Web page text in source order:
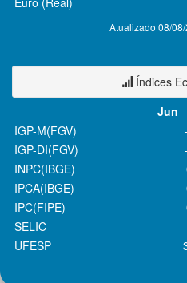
Atualizado 08/
Índices
Jun
IGP-M(FGV)
IGP-DI(FGV)
INPC(IBGE)
IPCA(IBGE)
IPC(FIPE)
SELIC
UFESP